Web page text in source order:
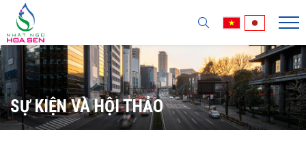
SỰ KIỆN VÀ HỘI THẢO